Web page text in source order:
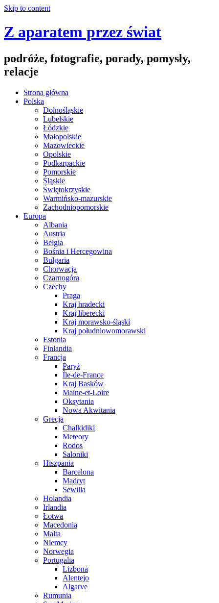
Skip to content
Z aparatem przez świat
podróże, fotografie, porady, pomysły,
relacje
Strona główna
Polska
Dolnośląskie
Lubelskie
Łódzkie
Małopolskie
Mazowieckie
Opolskie
Podkarpackie
Pomorskie
Śląskie
Świętokrzyskie
Warmińsko-mazurskie
Zachodniopomorskie
Europa
Albania
Austria
Belgia
Bośnia i Hercegowina
Bułgaria
Chorwacja
Czarnogóra
Czechy
Praga
Kraj hradecki
Kraj liberecki
Kraj morawsko-śląski
Kraj południowomorawski
Estonia
Finlandia
Francja
Paryż
Île-de-France
Kraj Basków
Maine-et-Loire
Oksytania
Nowa Akwitania
Grecja
Chalkidiki
Meteory
Rodos
Saloniki
Hiszpania
Barcelona
Madryt
Sewilla
Holandia
Irlandia
Łotwa
Macedonia
Malta
Niemcy
Norwegia
Portugalia
Lizbona
Alentejo
Algarve
Rumunia